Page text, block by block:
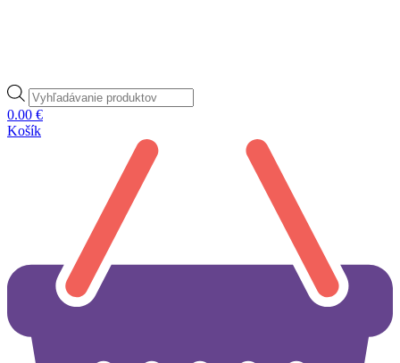
Products
search
0.00 €
Košík